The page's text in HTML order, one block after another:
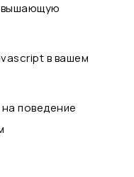
в вашем
поведение